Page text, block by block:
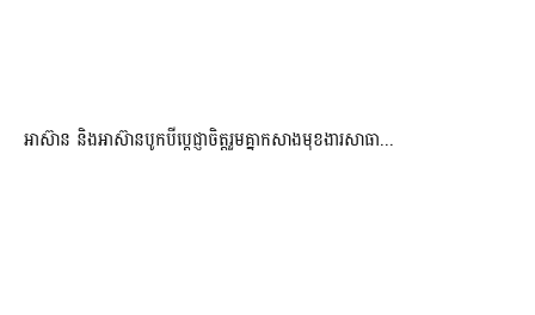
អាស៊ាន និងអាស៊ានបូកបីប្តេជ្ញាចិត្តរួមគ្នាកសាងមុខងារសាធា...